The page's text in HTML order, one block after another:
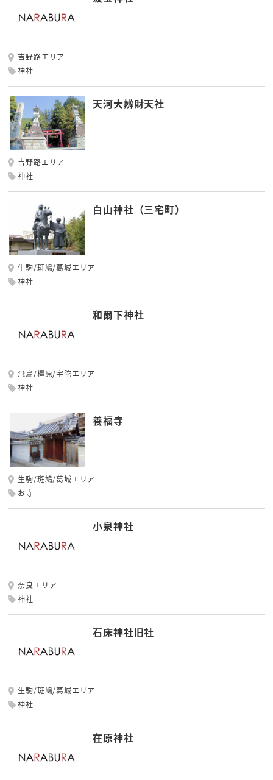
吉野路エリア
神社
天河大辨財天社
吉野路エリア
神社
白山神社（三宅町）
生駒/斑鳩/葛城エリア
神社
和爾下神社
飛鳥/橿原/宇陀エリア
神社
養福寺
生駒/斑鳩/葛城エリア
お寺
小泉神社
奈良エリア
神社
石床神社旧社
生駒/斑鳩/葛城エリア
神社
在原神社